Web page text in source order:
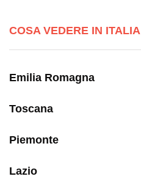
COSA VEDERE IN ITALIA
Emilia Romagna
Toscana
Piemonte
Lazio